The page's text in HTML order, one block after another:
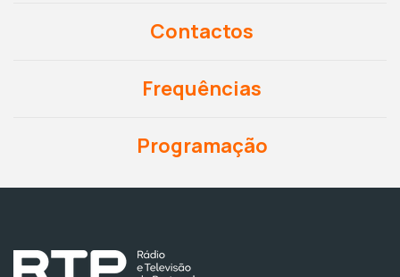
Contactos
Frequências
Programação